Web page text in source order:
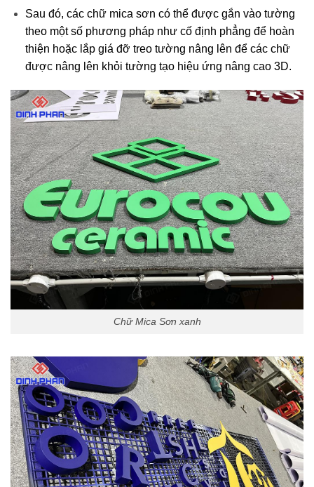
Sau đó, các chữ mica sơn có thể được gắn vào tường
theo một số phương pháp như cố định phẳng để hoàn
thiện hoặc lắp giá đỡ treo tường nâng lên để các chữ
được nâng lên khỏi tường tạo hiệu ứng nâng cao 3D.
Chữ Mica Sơn xanh